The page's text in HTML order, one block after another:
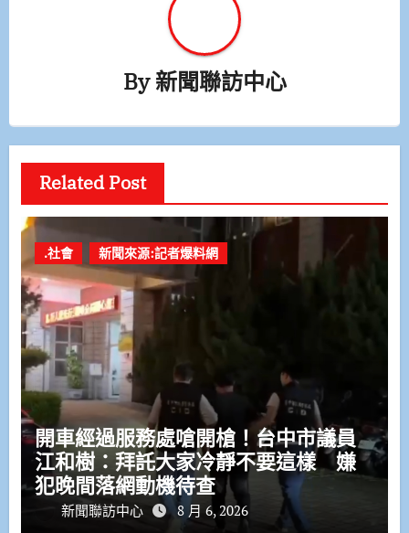
By新聞聯訪中心
Related Post
.社會 新聞來源:記者爆料網
開車經過服務處嗆開槍！台中市議員
江和樹：拜託大家冷靜不要這樣 嫌
犯晚間落網動機待查
新聞聯訪中心 8 月 6, 2026